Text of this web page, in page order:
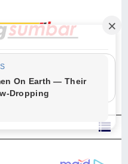
Nya berselawat untuk Nabi.
kamu untuk Nabi dan
kepadanya." (Qs. Al
56)